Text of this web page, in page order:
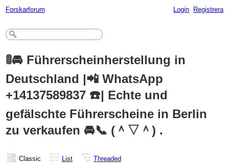
Forskarforum Login Registrera
🚦🚘 Führerscheinherstellung in
Deutschland |📲 WhatsApp
+14137589837 ☎️| Echte und
gefälschte Führerscheine in Berlin
zu verkaufen 🚘📞 (＾▽＾) .
Classic List
Threaded